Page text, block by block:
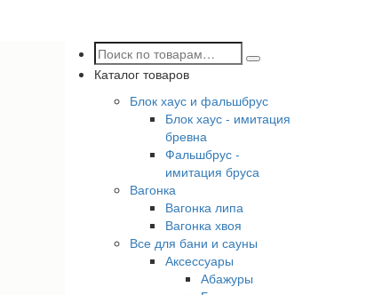
Каталог товаров
Блок хаус и фальшбрус
Блок хаус - имитация
бревна
Фальшбрус -
имитация бруса
Вагонка
Вагонка липа
Вагонка хвоя
Все для бани и сауны
Аксессуары
Абажуры